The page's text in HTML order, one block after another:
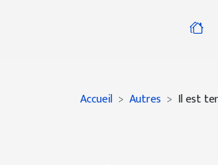
Accueil Autres Il est